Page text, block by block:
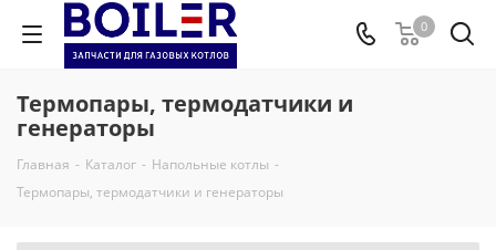
0
Термопары, термодатчики и
генераторы
Главная - Каталог - Напольные котлы -
Термопары, термодатчики и генераторы